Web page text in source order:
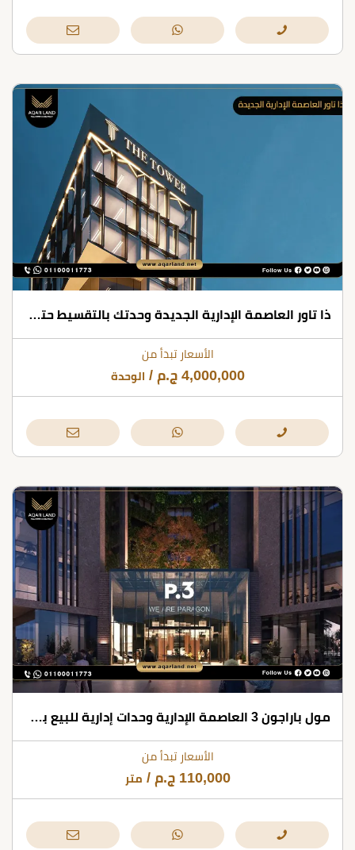
ذا تاور العاصمة الإدارية الجديدة وحدتك بالتقسيط حتى 10 سنوات
الأسعار تبدأ من
4,000,000 ج.م / الوحدة
مول باراجون 3 العاصمة الإدارية وحدات إدارية للبيع بمقدم 10%
الأسعار تبدأ من
110,000 ج.م / متر